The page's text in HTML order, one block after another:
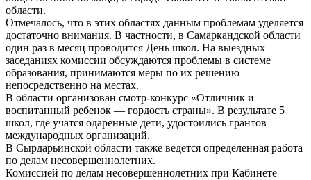
области.
Отмечалось, что в этих областях данным проблемам уделяется
достаточно внимания. В частности, в Самаркандской области
один раз в месяц проводится День школ. На выездных
заседаниях комиссии обсуждаются проблемы в системе
образования, принимаются меры по их решению
непосредственно на местах.
В области организован смотр-конкурс «Отличник и
воспитанный ребенок — гордость страны». В результате 5
школ, где учатся одаренные дети, удостоились грантов
международных организаций.
В Сырдарьинской области также ведется определенная работа
по делам несовершеннолетних.
Комиссией по делам несовершеннолетних при Кабинете